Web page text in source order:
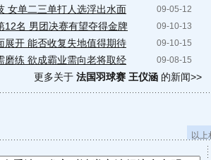
09-05-12
女单二三单打人选浮出水面
09-10-13
12名 男团决赛有望夺得金牌
09-10-15
展开 能否收复失地值得期待
09-08-15
磨练 欲成霸业需向老将取经
更多关于 法国羽球赛 王仪涵 的新闻>>
以